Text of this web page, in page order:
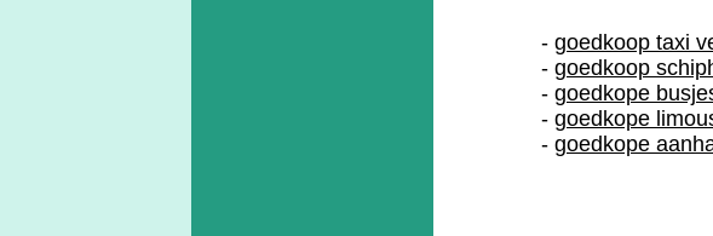
- goedkoop taxi
- goedkoop
- goedkope
- goedkope
- goedkope